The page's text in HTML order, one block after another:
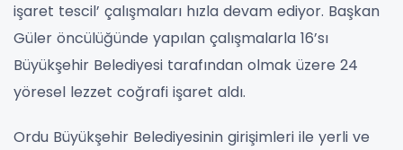
işaret tescil’ çalışmaları hızla devam ediyor. Başkan
Güler öncülüğünde yapılan çalışmalarla 16’sı
Büyükşehir Belediyesi tarafından olmak üzere 24
yöresel lezzet coğrafi işaret aldı.
Ordu Büyükşehir Belediyesinin girişimleri ile yerli ve